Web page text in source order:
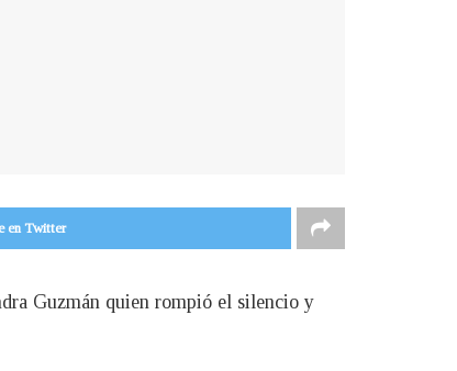
en Twitter
Guzmán quien rompió el silencio y